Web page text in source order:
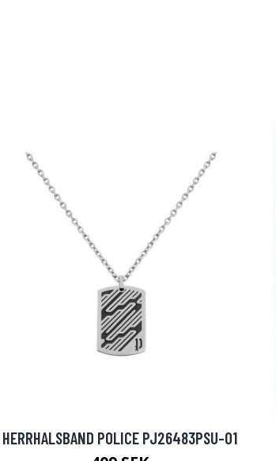
HERRHALSBAND POLICE PJ26483PSU-01